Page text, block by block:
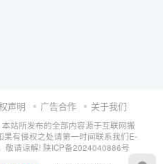
声明 广告合作 关于我们
站所发布的全部内容源于互联网搬
有侵权之处请第一时间联系我们E-
敬请谅解! 陕ICP备2024040886号